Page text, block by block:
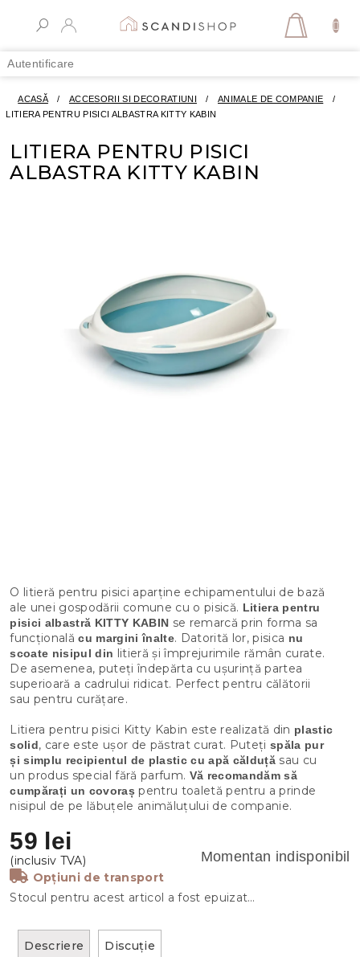
conținut
Autentificare
COŞ
ACASĂ / ACCESORII SI DECORATIUNI / ANIMALE DE COMPANIE
/
LITIERA PENTRU PISICI ALBASTRA KITTY KABIN
LITIERA PENTRU PISICI
ALBASTRA KITTY KABIN
59 lei
Momentan indisponibil
Opțiuni de transport
Stocul pentru acest articol a fost epuizat…
O litieră pentru pisici aparține echipamentului de bază
ale unei gospodării comune cu o pisică. Litiera pentru
pisici albastră KITTY KABIN se remarcă prin forma sa
funcționalăcu margini înalte. Datorită lor, pisica nu
scoate nisipul din litieră și împrejurimile rămân curate.
De asemenea, puteți îndepărta cu ușurință partea
superioară a cadrului ridicat. Perfect pentru călătorii
sau pentru curățare.
Litiera pentru pisici Kitty Kabin este realizată din plastic
solid, care este ușor de păstrat curat. Puteți spăla pur
și simplu recipientul de plastic cu apă călduțăsau cu
un produs special fără parfum. Vă recomandăm să
cumpărați un covoraș pentru toaletă pentru a prinde
nisipul de pe lăbuțele animăluțului de companie.
Descriere Discuţie